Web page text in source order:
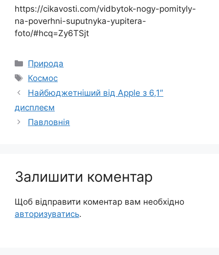
https://cikavosti.com/vidbytok-nogy-pomityly-
na-poverhni-suputnyka-yupitera-
foto/#hcq=Zy6TSjt
Категорії
Природа
Позначки
Космос
Найбюджетніший від Apple з 6,1″
дисплеєм
Павловнія
Залишити коментар
Щоб відправити коментар вам необхідно
авторизуватись.